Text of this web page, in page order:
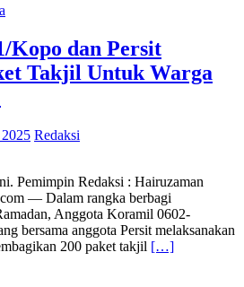
Kopo dan Persit
Takjil Untuk Warga
Redaksi
Pemimpin Redaksi : Hairuzaman
— Dalam rangka berbagi
Anggota Koramil 0602-
bersama anggota Persit melaksanakan
200 paket takjil […]